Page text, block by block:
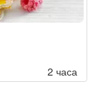
2 часа